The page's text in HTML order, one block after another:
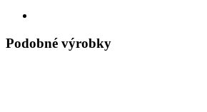
Podobné výrobky